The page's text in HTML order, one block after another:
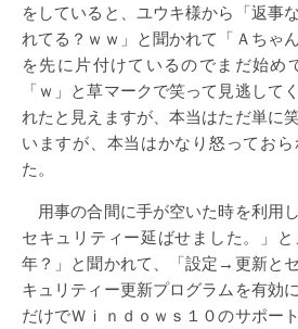
をしていると、ユウキ様から「返事
れてる？ｗｗ」と聞かれて「Ａちゃ
を先に片付けているのでまだ始め
「ｗ」と草マークで笑って見逃して
れたと見えますが、本当はただ単に
いますが、本当はかなり怒ってお
た。
用事の合間に手が空いた時を利用
セキュリティー延ばせました。」
年？」と聞かれて、「設定→更新と
キュリティー更新プログラムを有効
だけでＷｉｎｄｏｗｓ１０のサポー